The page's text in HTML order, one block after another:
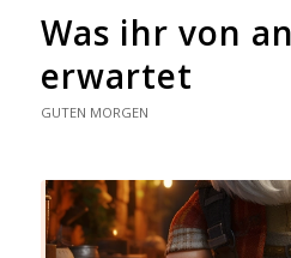
Was ihr von
erwartet
GUTEN MORGEN